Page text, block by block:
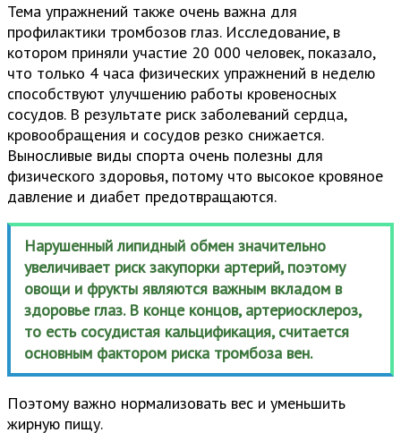
Тема упражнений также очень важна для
профилактики тромбозов глаз. Исследование, в
котором приняли участие 20 000 человек, показало,
что только 4 часа физических упражнений в неделю
способствуют улучшению работы кровеносных
сосудов. В результате риск заболеваний сердца,
кровообращения и сосудов резко снижается.
Выносливые виды спорта очень полезны для
физического здоровья, потому что высокое кровяное
давление и диабет предотвращаются.
Нарушенный липидный обмен значительно
увеличивает риск закупорки артерий, поэтому
овощи и фрукты являются важным вкладом в
здоровье глаз. В конце концов, артериосклероз,
то есть сосудистая кальцификация, считается
основным фактором риска тромбоза вен.
Поэтому важно нормализовать вес и уменьшить
жирную пищу.